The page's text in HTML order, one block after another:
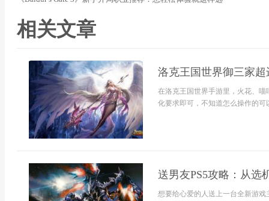
相关文章
洛克王国世界御三家
在洛克王国世界手游里，火花、
化要求即可，不知道怎么操作的
送男友PS5攻略：从选
想要给心爱的人送上一台全新游